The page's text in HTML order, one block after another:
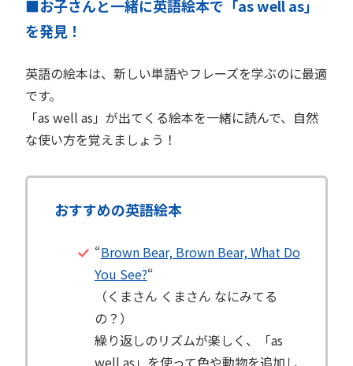
■お子さんと一緒に英語絵本で「as well as」
を発見！
英語の絵本は、新しい単語やフレーズを学ぶのに最適
です。
「as well as」が出てくる絵本を一緒に読んで、自然
な使い方を覚えましょう！
おすすめの英語絵本
“Brown Bear, Brown Bear, What Do
You See?“
（くまさん くまさん なにみてる
の？）
繰り返しのリズムが楽しく、「as
well as」を使って色や動物を追加し